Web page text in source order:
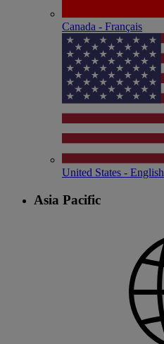
Canada - Français
United States - English
Asia Pacific